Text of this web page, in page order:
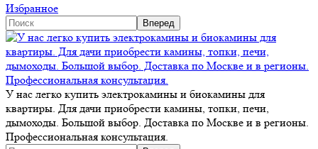
Избранное
У нас легко купить электрокамины и биокамины для
квартиры. Для дачи приобрести камины, топки, печи,
дымоходы. Большой выбор. Доставка по Москве и в регионы.
Профессиональная консультация.